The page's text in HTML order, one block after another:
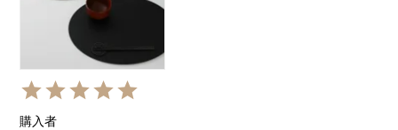
購入者